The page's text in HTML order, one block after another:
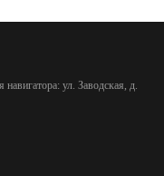
ул. Заводская, д.